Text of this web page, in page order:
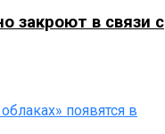
закроют в связи с